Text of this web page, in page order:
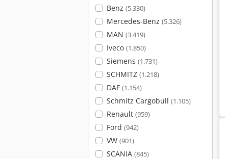
Benz (5.330)
Mercedes-Benz (5.326)
MAN (3.419)
Iveco (1.850)
Siemens (1.731)
SCHMITZ (1.218)
DAF (1.154)
Schmitz Cargobull (1.105)
Renault (959)
Ford (942)
VW (901)
SCANIA (845)